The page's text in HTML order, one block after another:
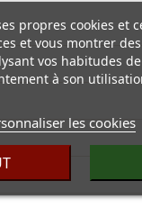
propres cookies et
et vous montrer
vos habitudes
à son
les cookies